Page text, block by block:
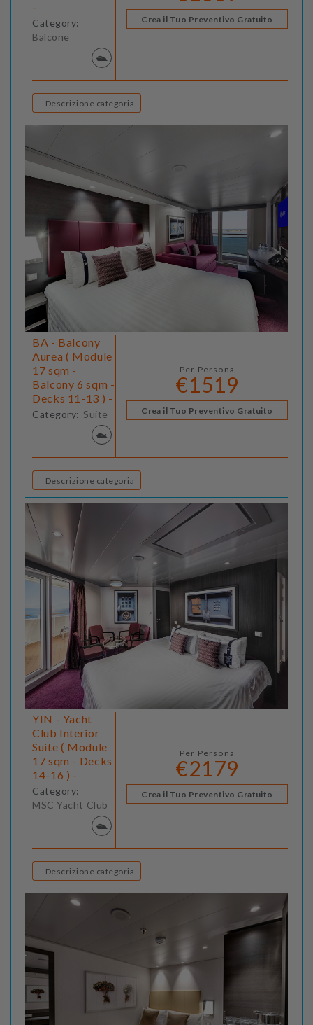
-
Category:
Balcone
Crea il Tuo Preventivo Gratuito
Descrizione categoria
BA - Balcony
Aurea ( Module
17 sqm -
Balcony 6 sqm -
Decks 11-13 ) -
Category: Suite
Per Persona
€1519
Crea il Tuo Preventivo Gratuito
Descrizione categoria
YIN - Yacht
Club Interior
Suite ( Module
17 sqm - Decks
14-16 ) -
Category:
MSC Yacht Club
Per Persona
€2179
Crea il Tuo Preventivo Gratuito
Descrizione categoria